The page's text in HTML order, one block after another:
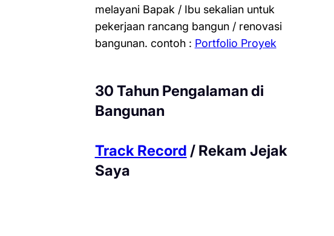
melayani Bapak / Ibu sekalian untuk
pekerjaan rancang bangun / renovasi
bangunan. contoh : Portfolio Proyek
30 Tahun Pengalaman di
Bangunan
Track Record / Rekam Jejak
Saya